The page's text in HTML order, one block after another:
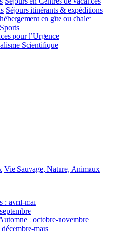
Séjours itinérants & expéditions
hébergement en gîte ou chalet
pour l’Urgence
Scientifique
Vie Sauvage, Nature, Animaux
: avril-mai
: octobre-novembre
mars